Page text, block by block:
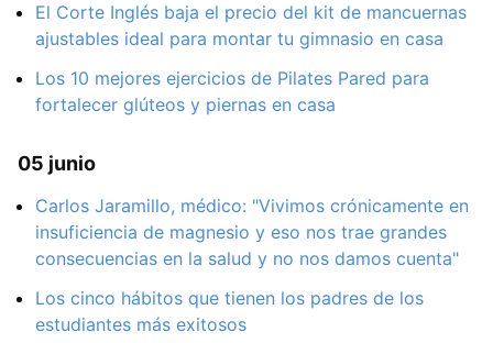
El Corte Inglés baja el precio del kit de mancuernas
ajustables ideal para montar tu gimnasio en casa
Los 10 mejores ejercicios de Pilates Pared para
fortalecer glúteos y piernas en casa
05 junio
Carlos Jaramillo, médico: "Vivimos crónicamente en
insuficiencia de magnesio y eso nos trae grandes
consecuencias en la salud y no nos damos cuenta"
Los cinco hábitos que tienen los padres de los
estudiantes más exitosos